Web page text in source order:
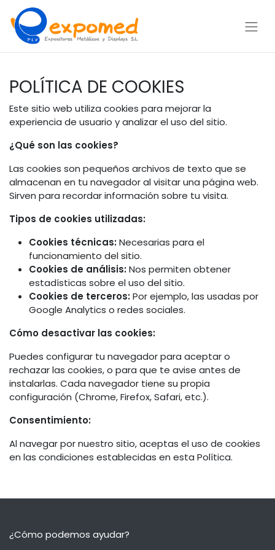
POLÍTICA DE COOKIES
Este sitio web utiliza cookies para mejorar la
experiencia de usuario y analizar el uso del sitio.
¿Qué son las cookies?
Las cookies son pequeños archivos de texto que se
almacenan en tu navegador al visitar una página web.
Sirven para recordar información sobre tu visita.
Tipos de cookies utilizadas:
Cookies técnicas:Necesarias para el
funcionamiento del sitio.
Cookies de análisis:Nos permiten obtener
estadísticas sobre el uso del sitio.
Cookies de terceros:Por ejemplo, las usadas por
Google Analytics o redes sociales.
Cómo desactivar las cookies:
Puedes configurar tu navegador para aceptar o
rechazar las cookies, o para que te avise antes de
instalarlas. Cada navegador tiene su propia
configuración (Chrome, Firefox, Safari, etc.).
Consentimiento:
Al navegar por nuestro sitio, aceptas el uso de cookies
en las condiciones establecidas en esta Política.
¿Cómo podemos ayudar?